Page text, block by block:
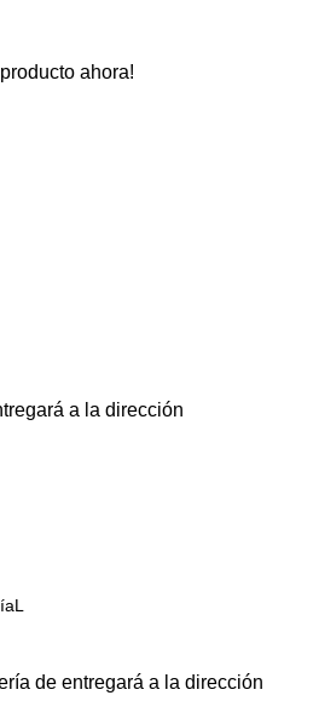
ahora!
a la dirección
de entregará a la dirección